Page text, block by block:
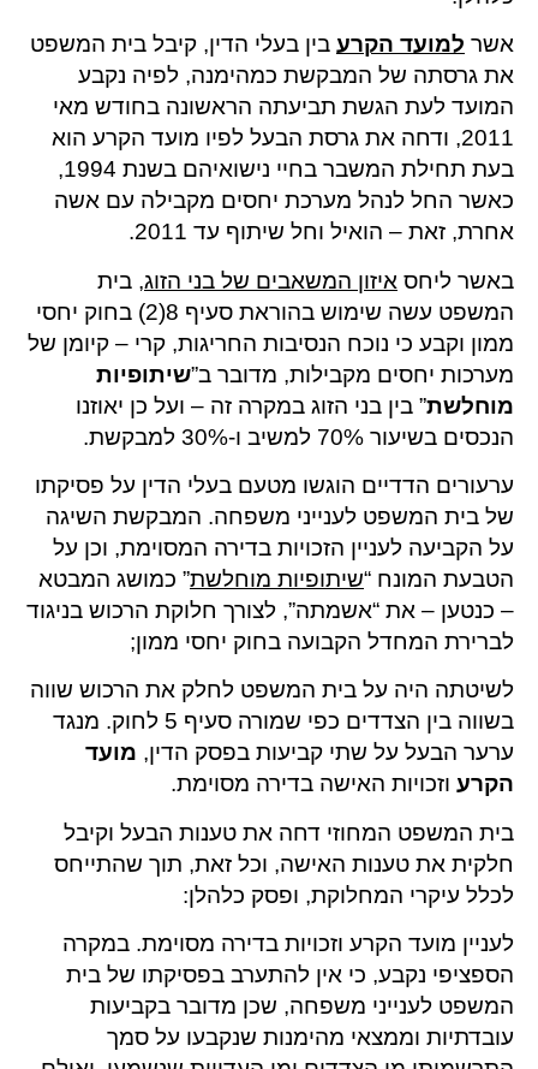
אשר למועד הקרע בין בעלי הדין, קיבל בית המשפט
את גרסתה של המבקשת כמהימנה, לפיה נקבע
המועד לעת הגשת תביעתה הראשונה בחודש מאי
2011, ודחה את גרסת הבעל לפיו מועד הקרע הוא
בעת תחילת המשבר בחיי נישואיהם בשנת 1994,
כאשר החל לנהל מערכת יחסים מקבילה עם אשה
אחרת, זאת – הואיל וחל שיתוף עד 2011.
באשר ליחס איזון המשאבים של בני הזוג, בית
המשפט עשה שימוש בהוראת סעיף 8(2) בחוק יחסי
ממון וקבע כי נוכח הנסיבות החריגות, קרי – קיומן של
מערכות יחסים מקבילות, מדובר ב”שיתופיות
מוחלשת” בין בני הזוג במקרה זה ­– ועל כן יאוזנו
הנכסים בשיעור 70% למשיב ו-30% למבקשת.
ערעורים הדדיים הוגשו מטעם בעלי הדין על פסיקתו
של בית המשפט לענייני משפחה. המבקשת השיגה
על הקביעה לעניין הזכויות בדירה המסוימת, וכן על
הטבעת המונח “שיתופיות מוחלשת” כמושג המבטא
– כנטען – את “אשמתה”, לצורך חלוקת הרכוש בניגוד
לברירת המחדל הקבועה בחוק יחסי ממון;
לשיטתה היה על בית המשפט לחלק את הרכוש שווה
בשווה בין הצדדים כפי שמורה סעיף 5 לחוק. מנגד
ערער הבעל על שתי קביעות בפסק הדין, מועד
הקרע וזכויות האישה בדירה מסוימת.
בית המשפט המחוזי דחה את טענות הבעל וקיבל
חלקית את טענות האישה, וכל זאת, תוך שהתייחס
לכלל עיקרי המחלוקת, ופסק כלהלן:
לעניין מועד הקרע וזכויות בדירה מסוימת. במקרה
הספציפי נקבע, כי אין להתערב בפסיקתו של בית
המשפט לענייני משפחה, שכן מדובר בקביעות
עובדתיות וממצאי מהימנות שנקבעו על סמך